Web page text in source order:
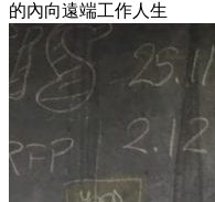
的內向遠端工作人生